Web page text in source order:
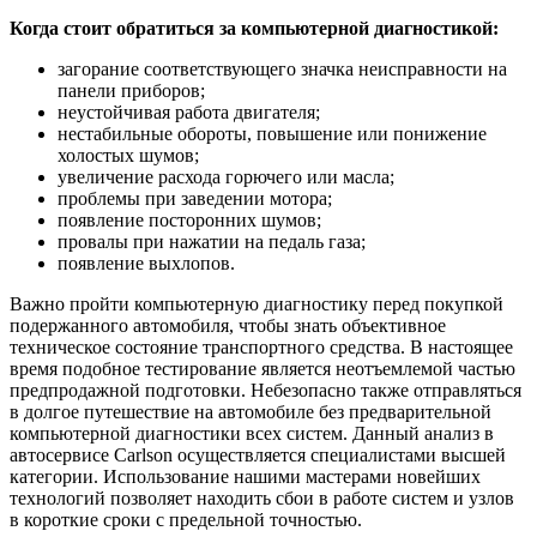
Когда стоит обратиться за компьютерной диагностикой:
загорание соответствующего значка неисправности на
панели приборов;
неустойчивая работа двигателя;
нестабильные обороты, повышение или понижение
холостых шумов;
увеличение расхода горючего или масла;
проблемы при заведении мотора;
появление посторонних шумов;
провалы при нажатии на педаль газа;
появление выхлопов.
Важно пройти компьютерную диагностику перед покупкой
подержанного автомобиля, чтобы знать объективное
техническое состояние транспортного средства. В настоящее
время подобное тестирование является неотъемлемой частью
предпродажной подготовки. Небезопасно также отправляться
в долгое путешествие на автомобиле без предварительной
компьютерной диагностики всех систем. Данный анализ в
автосервисе Carlson осуществляется специалистами высшей
категории. Использование нашими мастерами новейших
технологий позволяет находить сбои в работе систем и узлов
в короткие сроки с предельной точностью.